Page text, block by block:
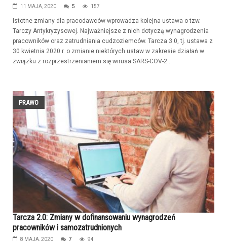
11 MAJA, 2020 5 157
Istotne zmiany dla pracodawców wprowadza kolejna ustawa o tzw.
Tarczy Antykryzysowej. Najważniejsze z nich dotyczą wynagrodzenia
pracowników oraz zatrudniania cudzoziemców. Tarcza 3.0, tj. ustawa z
30 kwietnia 2020 r. o zmianie niektórych ustaw w zakresie działań w
związku z rozprzestrzenianiem się wirusa SARS-COV-2...
PRAWO
Tarcza 2.0: Zmiany w dofinansowaniu wynagrodzeń
pracowników i samozatrudnionych
8 MAJA, 2020 7 94